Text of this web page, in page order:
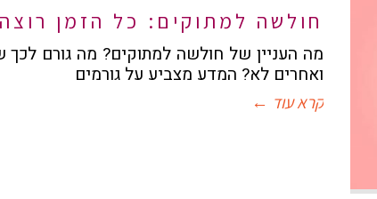
חולשה למתוקים: כל הזמן
מה העניין של חולשה למתוקים? מה גורם
ואחרים לא? המדע מצביע על גורמים
קרא עוד ←